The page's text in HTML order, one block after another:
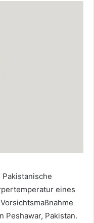
Pakistanische
eines
Peshawar, Pakistan.